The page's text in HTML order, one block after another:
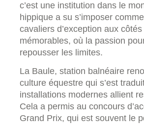
c’est une institution dans le
hippique a su s’imposer
cavaliers d’exception aux
mémorables, où la passion
repousser les limites.
La Baule, station balnéaire
culture équestre qui s’est
installations modernes allient
Cela a permis au concours
Grand Prix, qui est souvent le